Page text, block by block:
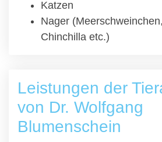
Katzen
Nager
Chinchilla etc.)
Leistungen der
von Dr. Wolfgang
Blumenschein